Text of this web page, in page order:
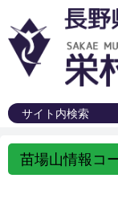
苗場山情報コ